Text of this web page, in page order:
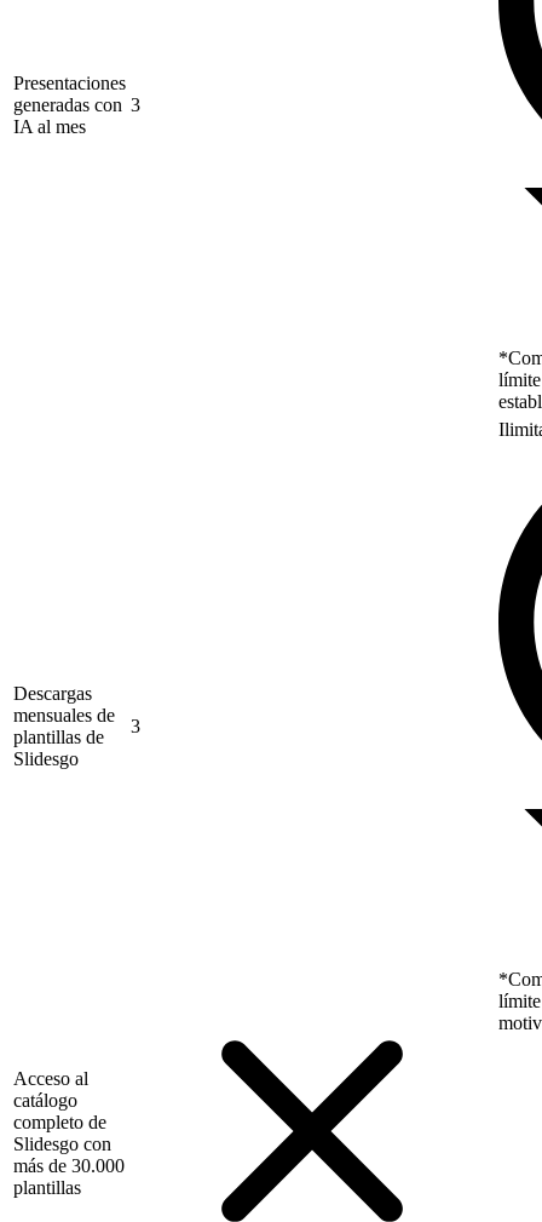
Presentaciones
generadas con
IA al mes
3
Descargas
mensuales de
plantillas de
Slidesgo
3
límite
Acceso al
catálogo
completo de
Slidesgo con
más de 30.000
plantillas